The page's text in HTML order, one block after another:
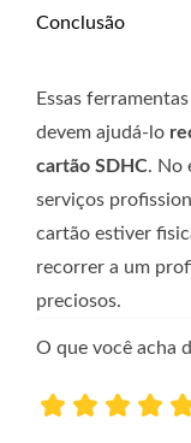
Conclusão
Essas
devem ajudá-lo
cartão SDHC. No
serviços
cartão estiver
recorrer a um
preciosos.
O que você acha